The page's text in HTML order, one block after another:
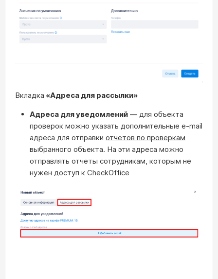
Вкладка «Адреса для рассылки»
Адреса для уведомлений — для объекта
проверок можно указать дополнительные e-mail
адреса для отправки отчетов по проверкам
выбранного объекта. На эти адреса можно
отправлять отчеты сотрудникам, которым не
нужен доступ к CheckOffice